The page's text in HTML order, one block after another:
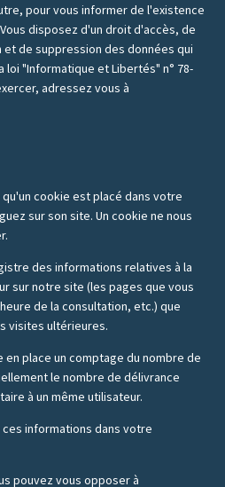
pour vous informer de l'existence
disposez d'un droit d'accès, de
de suppression des données qui
loi "Informatique et Libertés" n° 78-
adressez vous à
cookie est placé dans votre
sur son site. Un cookie ne nous
des informations relatives à la
sur notre site (les pages que vous
de la consultation, etc.) que
visites ultérieures.
place un comptage du nombre de
le nombre de délivrance
à un même utilisateur.
informations dans votre
pouvez vous opposer à